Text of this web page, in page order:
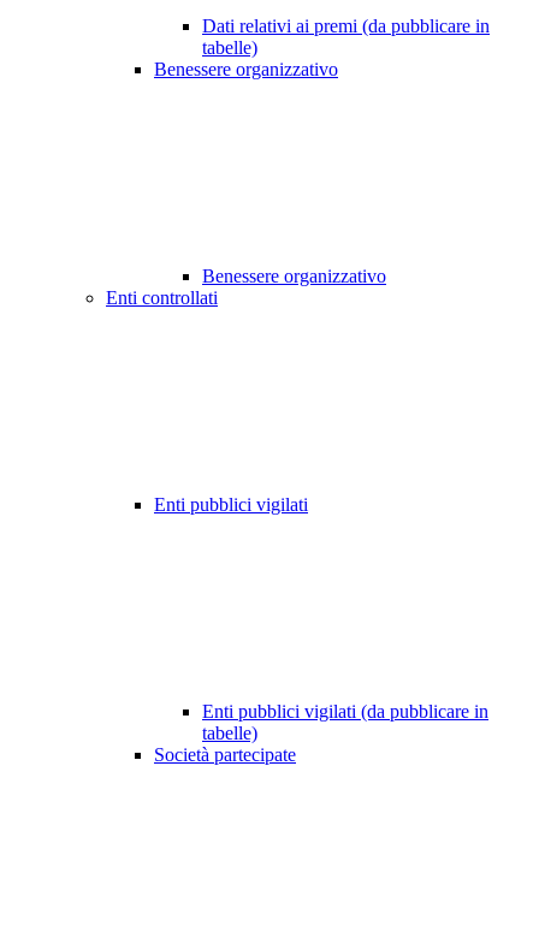
Dati relativi ai premi (da pubblicare in
tabelle)
Benessere organizzativo
Benessere organizzativo
Enti controllati
Enti pubblici vigilati
Enti pubblici vigilati (da pubblicare in
tabelle)
Società partecipate